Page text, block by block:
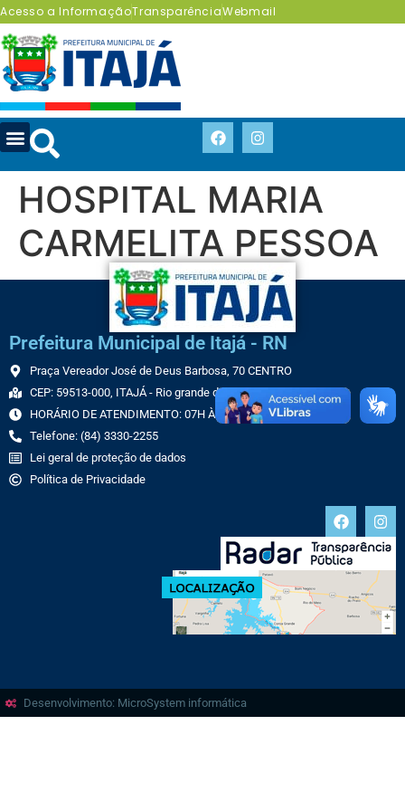
Acesso a InformaçãoTransparênciaWebmail
HOSPITAL MARIA
CARMELITA PESSOA
Prefeitura Municipal de Itajá - RN
Praça Vereador José de Deus Barbosa, 70 CENTRO
CEP: 59513-000, ITAJÁ - Rio grande do Norte
HORÁRIO DE ATENDIMENTO: 07H ÀS 13H
Telefone: (84) 3330-2255
Lei geral de proteção de dados
Política de Privacidade
Desenvolvimento: MicroSystem informática